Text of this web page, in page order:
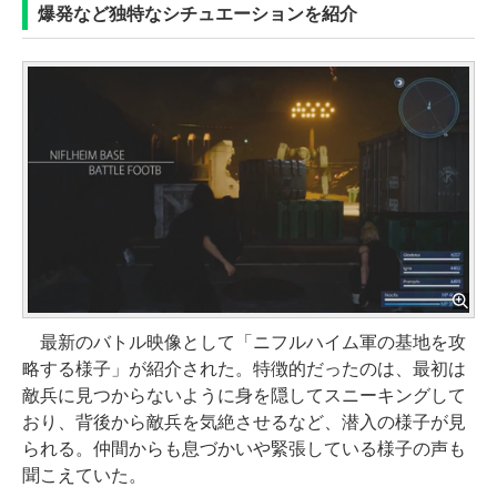
爆発など独特なシチュエーションを紹介
最新のバトル映像として「ニフルハイム軍の基地を攻
略する様子」が紹介された。特徴的だったのは、最初は
敵兵に見つからないように身を隠してスニーキングして
おり、背後から敵兵を気絶させるなど、潜入の様子が見
られる。仲間からも息づかいや緊張している様子の声も
聞こえていた。